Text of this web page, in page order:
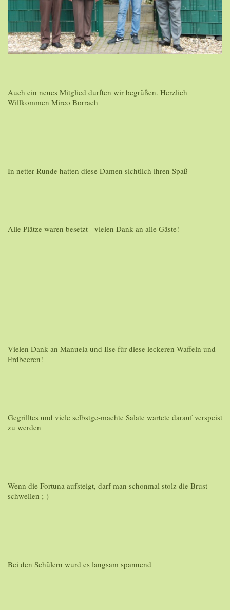
Auch ein neues Mitglied durften wir begrüßen. Herzlich
Willkommen Mirco Borrach
In netter Runde hatten diese Damen sichtlich ihren Spaß
Alle Plätze waren besetzt - vielen Dank an alle Gäste!
Vielen Dank an Manuela und Ilse für diese leckeren Waffeln und
Erdbeeren!
Gegrilltes und viele selbstge-machte Salate wartete darauf verspeist
zu werden
Wenn die Fortuna aufsteigt, darf man schonmal stolz die Brust
schwellen ;-)
Bei den Schülern wurd es langsam spannend